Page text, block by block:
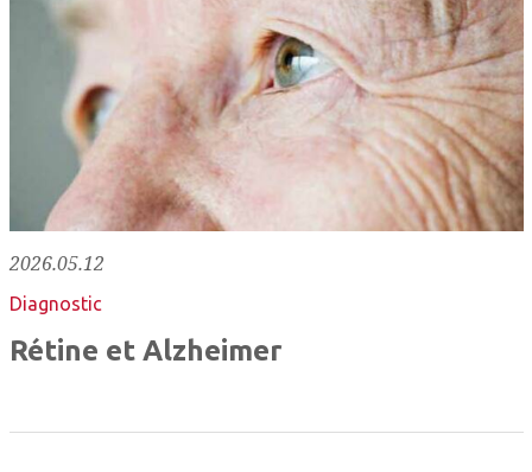
2026.05.12
Diagnostic
Rétine et Alzheimer